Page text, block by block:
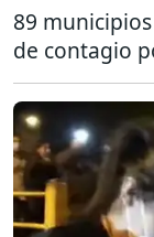
89
de contagio